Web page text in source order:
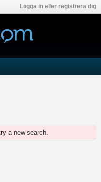
Logga in eller registrera dig
a new search.